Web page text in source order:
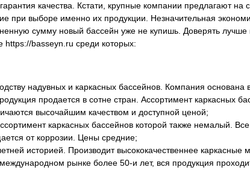
качества. Кстати, крупные компании предлагают на
при выборе именно их продукции. Незначительная
сумму новый бассейн уже не купишь. Доверять
https://basseyn.ru среди которых:
надувных и каркасных бассейнов. Компания основана
продается в сотне стран. Ассортимент каркасных
высочайшим качеством и доступной ценой;
каркасных бассейнов которой также немалый.
от коррозии. Цены средние;
историей. Производит высококачественнее каркасные
рынке более 50-и лет, вся продукция